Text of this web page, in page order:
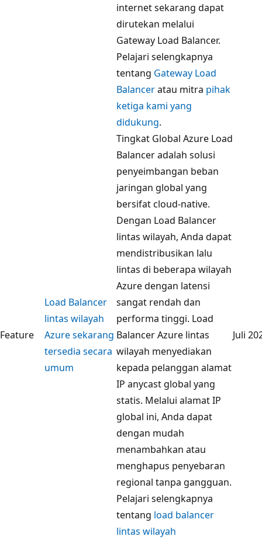
internet sekarang dapat
dirutekan melalui
Gateway Load Balancer.
Pelajari selengkapnya
tentang Gateway Load
Balanceratau mitra pihak
ketiga kami yang
didukung.
Feature
Load Balancer
lintas wilayah
Azure sekarang
tersedia secara
umum
Tingkat Global Azure Load
Balancer adalah solusi
penyeimbangan beban
jaringan global yang
bersifat cloud-native.
Dengan Load Balancer
lintas wilayah, Anda dapat
mendistribusikan lalu
lintas di beberapa wilayah
Azure dengan latensi
sangat rendah dan
performa tinggi. Load
Balancer Azure lintas
wilayah menyediakan
kepada pelanggan alamat
IP anycast global yang
statis. Melalui alamat IP
global ini, Anda dapat
dengan mudah
menambahkan atau
menghapus penyebaran
regional tanpa gangguan.
Pelajari selengkapnya
tentang load balancer
lintas wilayah
Juli